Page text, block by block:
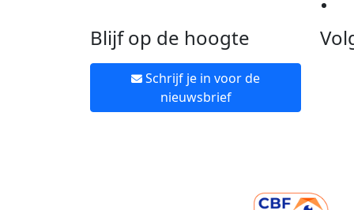
Blijf op de hoogte
Schrijf je in voor de
nieuwsbrief